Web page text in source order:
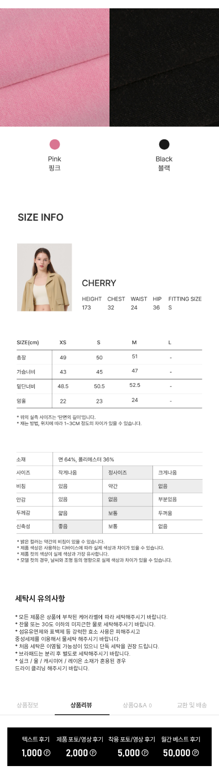
세탁시 유의사항
* 모든 제품은 상품에 부착된 케어라벨에 따라 세탁해주시기 바랍니다.
* 찬물 또는 30도 이하의 미지근한 물로 세탁해주시기 바랍니다.
* 섬유유연제와 표백제 등 강력한 효소 사용은 피해주시고
중성세제를 이용해서 물세탁 해주시기 바랍니다.
* 처음 세탁은 이염될 가능성이 있으니 단독 세탁을 권장 드립니다.
* 브라패드는 분리 후 별도로 세탁해주시기 바랍니다.
* 실크 / 울 / 캐시미어 / 레이온 소재가 혼용된 경우
드라이 클리닝 해주시기 바랍니다.
상품정보 상품리뷰 상품Q&A 0 교환 및 배송